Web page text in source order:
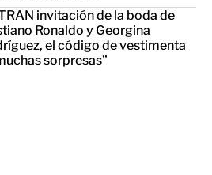
invitación de la boda de
Ronaldo y Georgina
el código de vestimenta
sorpresas”